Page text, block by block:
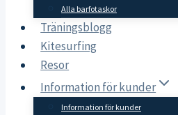
Alla barfotaskor
Träningsblogg
Kitesurfing
Resor
Information för kunder
Information för kunder